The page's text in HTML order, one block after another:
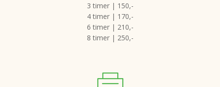
3 timer | 150,-
4 timer | 170,-
6 timer | 210,-
8 timer | 250,-